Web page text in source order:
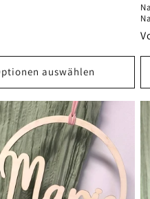
auswählen